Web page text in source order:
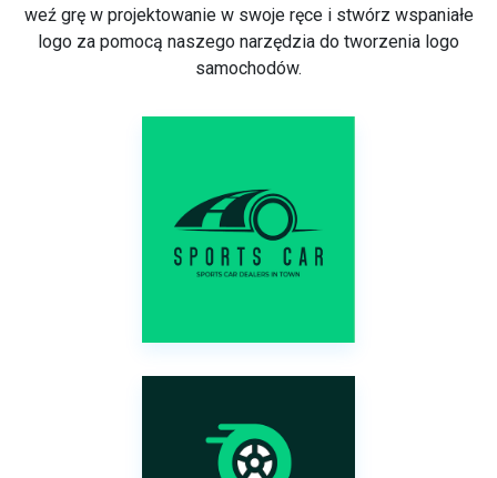
weź grę w projektowanie w swoje ręce i stwórz wspaniałe
logo za pomocą naszego narzędzia do tworzenia logo
samochodów.